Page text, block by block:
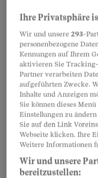
das Luzerner
einem Keller
den Wänden
über die die
schnell
der 100-
Partygäste. Die
Ihre Privatsphäre
Wir und unsere293-
personenbezogene
Kennungen auf Ihrem
aktivieren Sie
Partner verarbeiten
aufgeführten Zwecke.
Inhalte und Anzeigen
Sie können dieses
Einstellungen zu
Sie auf den Link
Webseite klicken. Ihre
Weitere Informationen
Wir und unsere
bereitzustellen: